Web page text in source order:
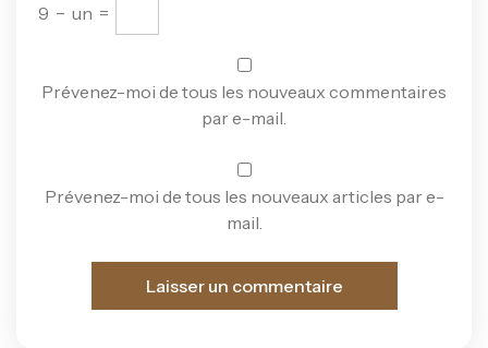
9 − un =
Prévenez-moi de tous les nouveaux commentaires
par e-mail.
Prévenez-moi de tous les nouveaux articles par e-
mail.